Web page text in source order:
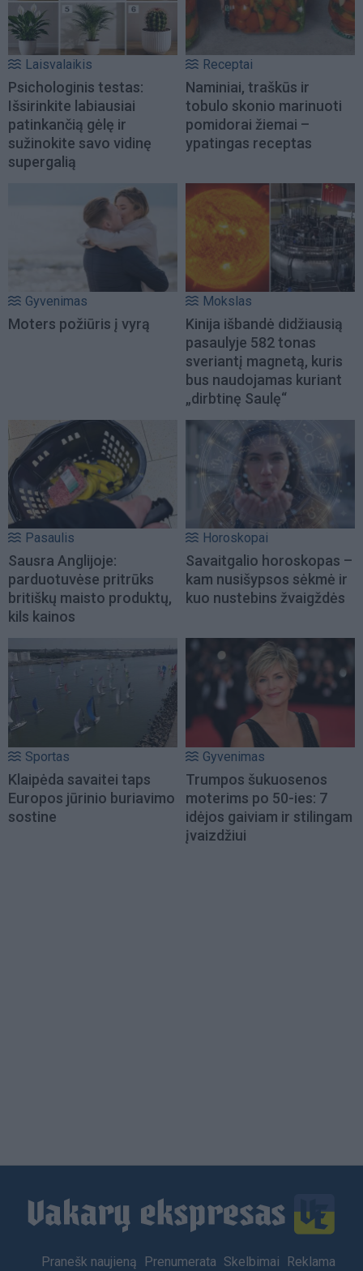
Laisvalaikis
Psichologinis testas:
Išsirinkite labiausiai
patinkančią gėlę ir
sužinokite savo vidinę
supergalią
Receptai
Naminiai, traškūs ir
tobulo skonio marinuoti
pomidorai žiemai –
ypatingas receptas
Gyvenimas
Moters požiūris į vyrą
Mokslas
Kinija išbandė didžiausią
pasaulyje 582 tonas
sveriantį magnetą, kuris
bus naudojamas kuriant
„dirbtinę Saulę“
Pasaulis
Sausra Anglijoje:
parduotuvėse pritrūks
britiškų maisto produktų,
kils kainos
Horoskopai
Savaitgalio horoskopas –
kam nusišypsos sėkmė ir
kuo nustebins žvaigždės
Sportas
Klaipėda savaitei taps
Europos jūrinio buriavimo
sostine
Gyvenimas
Trumpos šukuosenos
moterims po 50-ies: 7
idėjos gaiviam ir stilingam
įvaizdžiui
Footer
Pranešk naujieną Prenumerata Skelbimai Reklama